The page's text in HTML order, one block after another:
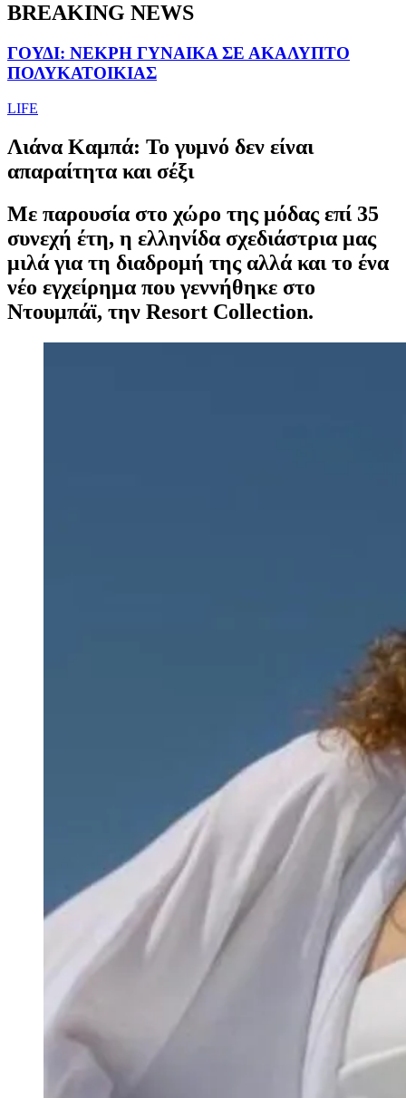
BREAKING NEWS
ΓΟΥΔΙ: ΝΕΚΡΗ ΓΥΝΑΙΚΑ ΣΕ ΑΚΑΛΥΠΤΟ
ΠΟΛΥΚΑΤΟΙΚΙΑΣ
LIFE
Λιάνα Καμπά: Το γυμνό δεν είναι
απαραίτητα και σέξι
Με παρουσία στο χώρο της μόδας επί 35
συνεχή έτη, η ελληνίδα σχεδιάστρια μας
μιλά για τη διαδρομή της αλλά και το ένα
νέο εγχείρημα που γεννήθηκε στο
Ντουμπάϊ, την Resort Collection.